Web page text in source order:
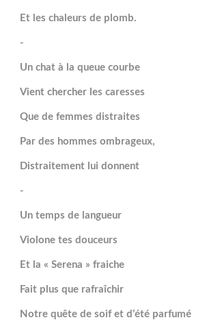
Et les chaleurs de plomb.
-
Un chat à la queue courbe
Vient chercher les caresses
Que de femmes distraites
Par des hommes ombrageux,
Distraitement lui donnent
-
Un temps de langueur
Violone tes douceurs
Et la « Serena » fraiche
Fait plus que rafraîchir
Notre quête de soif et d’été parfumé